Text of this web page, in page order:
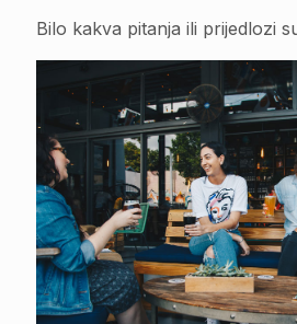
Bilo kakva pitanja ili prijedlozi